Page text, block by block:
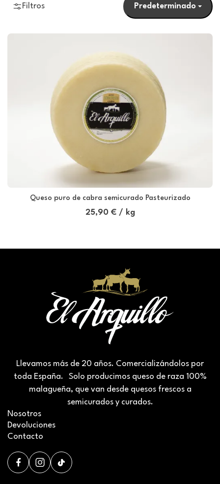
Filtros Predeterminado
Queso puro de cabra semicurado Pasteurizado
25,90 € / kg
Nosotros
Devoluciones
Contacto
Llevamos más de 20 años. Comercializándolos por
toda España. Solo producimos queso de raza 100%
malagueña, que van desde quesos frescos a
semicurados y curados.